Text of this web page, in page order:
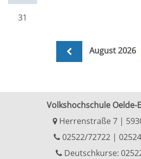
31
August 2026
Volkshochschule Oelde-
Herrenstraße 7 |
02522/72722|
Deutschkurse: